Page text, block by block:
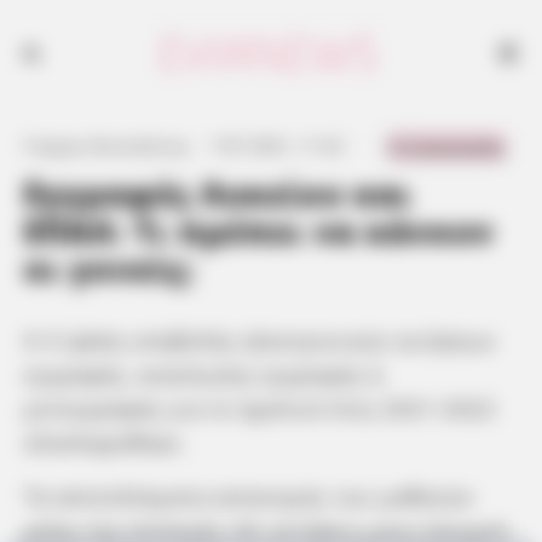
Εγγραφές Λυκείου και
ΕΠΑΛ: Τι πρέπει να κάνουν
οι γονείς;
μέσω της επιλογής «Οι αιτήσεις μου» (κουμπί